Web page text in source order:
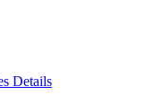
Details